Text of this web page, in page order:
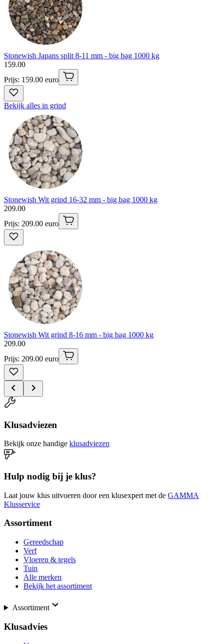
Stonewish Japans split 8-11 mm - big bag 1000 kg
159.00
Prijs: 159.00 euro
Bekijk alles in grind
Stonewish Wit grind 16-32 mm - big bag 1000 kg
209.00
Prijs: 209.00 euro
Stonewish Wit grind 8-16 mm - big bag 1000 kg
209.00
Prijs: 209.00 euro
Klusadviezen
Bekijk onze handige klusadviezen
Hulp nodig bij je klus?
Laat jouw klus uitvoeren door een klusexpert met de GAMMA
Klusservice
Assortiment
Gereedschap
Verf
Vloeren & tegels
Tuin
Alle merken
Bekijk het assortiment
Assortiment
Klusadvies